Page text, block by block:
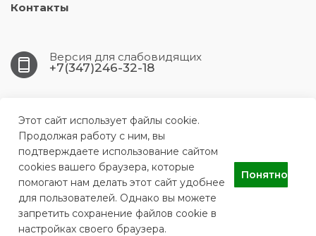
Контакты
Версия для слабовидящих
+7(347)246-32-18
летия Октября, д. 16/1
UFA.DSP3@doctorrb.ru
ГАУЗ РБ Детская стоматологическая поликлиника № 3 г.Уфа
Этот сайт использует файлы cookie.
Продолжая работу с ним, вы
подтверждаете использование сайтом
cookies вашего браузера, которые
помогают нам делать этот сайт удобнее
для пользователей. Однако вы можете
запретить сохранение файлов cookie в
настройках своего браузера.
Понятно